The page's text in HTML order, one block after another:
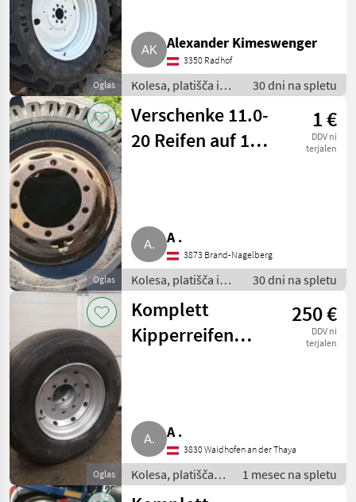
Oglas
Alexander Kimeswenger
3350 Radhof
Kolesa, platišča in
pnevmatike /
Komplet kolesa
30 dni na spletu
Oglas
Verschenke 11.0-
20 Reifen auf 10-
1 €
DDV ni
terjalen
A .
3873 Brand-Nagelberg
Kolesa, platišča in
pnevmatike /
Komplet kolesa
30 dni na spletu
Oglas
Komplett
Kipperreifen
250 €
DDV ni
terjalen
A .
3830 Waidhofen an der Thaya
Kolesa, platišča in
pnevmatike /
1 mesec na spletu